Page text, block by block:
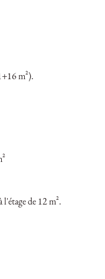
m²).
l'étage de 12 m².